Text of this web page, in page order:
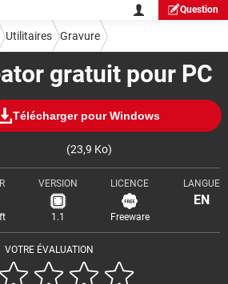
Question
gratuit pour PC
Télécharger pour Windows
(23,9 Ko)
VOTRE ÉVALUATION
VERSION
1.1
LICENCE
Freeware
LANGUE
EN
Utilitaires Gravure